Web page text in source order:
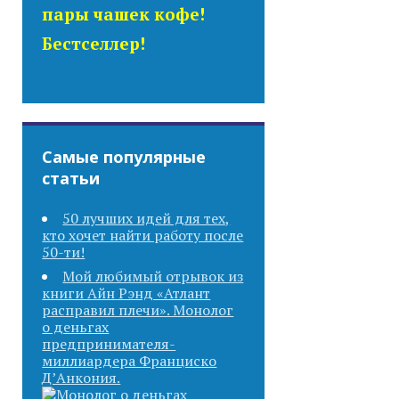
пары чашек кофе!
Бестселлер!
Самые популярные
статьи
50 лучших идей для тех,
кто хочет найти работу после
50-ти!
Мой любимый отрывок из
книги Айн Рэнд «Атлант
расправил плечи». Монолог
о деньгах
предпринимателя-
миллиардера Франциско
Д’Анкония.